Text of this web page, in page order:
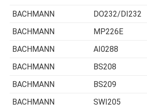
BACHMANN
DO232/DI232
BACHMANN
MP226E
BACHMANN
AI0288
BACHMANN
BS208
BACHMANN
BS209
BACHMANN
SWI205